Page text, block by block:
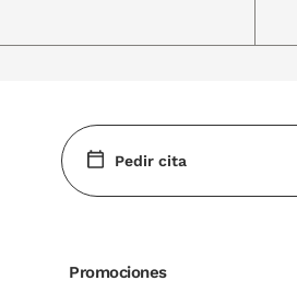
Pedir cita
Promociones